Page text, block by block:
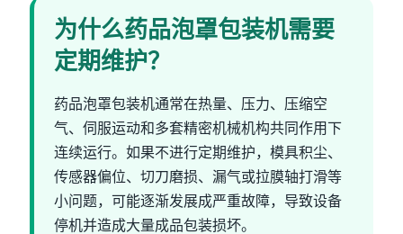
为什么药品泡罩包装机需要
定期维护？
药品泡罩包装机通常在热量、压力、压缩空
气、伺服运动和多套精密机械机构共同作用下
连续运行。如果不进行定期维护，模具积尘、
传感器偏位、切刀磨损、漏气或拉膜轴打滑等
小问题，可能逐渐发展成严重故障，导致设备
停机并造成大量成品包装损坏。